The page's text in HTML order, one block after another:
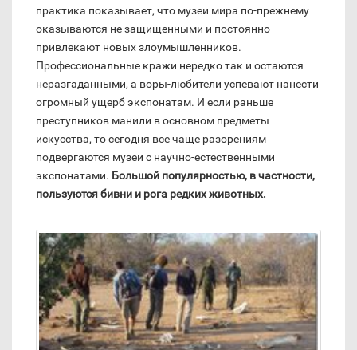
практика показывает, что музеи мира по-прежнему
оказываются не защищенными и постоянно
привлекают новых злоумышленников.
Профессиональные кражи нередко так и остаются
неразгаданными, а воры-любители успевают нанести
огромный ущерб экспонатам. И если раньше
преступников манили в основном предметы
искусства, то сегодня все чаще разорениям
подвергаются музеи с научно-естественными
экспонатами. Большой популярностью, в частности,
пользуются бивни и рога редких животных.